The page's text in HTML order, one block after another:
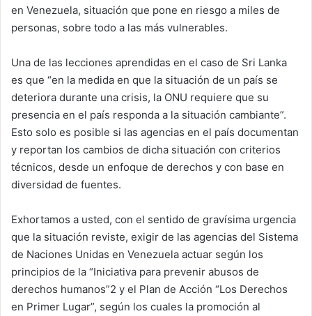
en Venezuela, situación que pone en riesgo a miles de
personas, sobre todo a las más vulnerables.
Una de las lecciones aprendidas en el caso de Sri Lanka
es que “en la medida en que la situación de un país se
deteriora durante una crisis, la ONU requiere que su
presencia en el país responda a la situación cambiante”.
Esto solo es posible si las agencias en el país documentan
y reportan los cambios de dicha situación con criterios
técnicos, desde un enfoque de derechos y con base en
diversidad de fuentes.
Exhortamos a usted, con el sentido de gravísima urgencia
que la situación reviste, exigir de las agencias del Sistema
de Naciones Unidas en Venezuela actuar según los
principios de la “Iniciativa para prevenir abusos de
derechos humanos”2 y el Plan de Acción “Los Derechos
en Primer Lugar”, según los cuales la promoción al